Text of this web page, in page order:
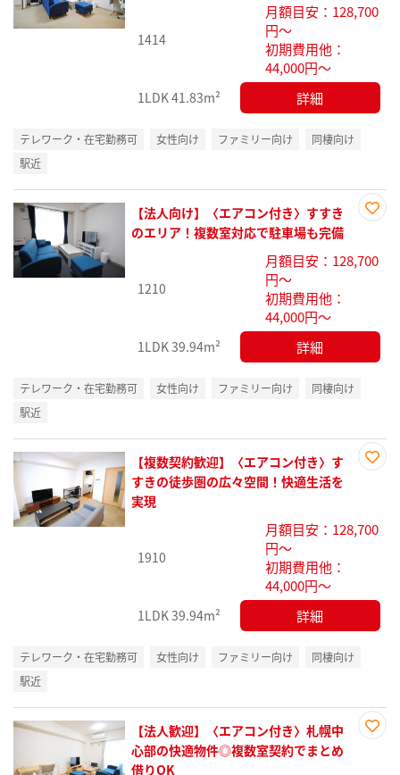
り登
1414
月額目安：128,700
円～
初期費用他：
44,000円～
1LDK41.83m² 詳細
テレワーク・在宅勤務可 女性向け ファミリー向け
同棲向け
駅近
り登
【法人向け】〈エアコン付き〉すすき
のエリア！複数室対応で駐車場も完備
1210
月額目安：128,700
円～
初期費用他：
44,000円～
1LDK39.94m² 詳細
テレワーク・在宅勤務可 女性向け ファミリー向け
同棲向け
駅近
録
【複数契約歓迎】〈エアコン付き〉す
すきの徒歩圏の広々空間！快適生活を
実現
1910
月額目安：128,700
円～
初期費用他：
44,000円～
1LDK39.94m² 詳細
テレワーク・在宅勤務可 女性向け ファミリー向け
同棲向け
駅近
【法人歓迎】〈エアコン付き〉札幌中
心部の快適物件◎複数室契約でまとめ
借りOK